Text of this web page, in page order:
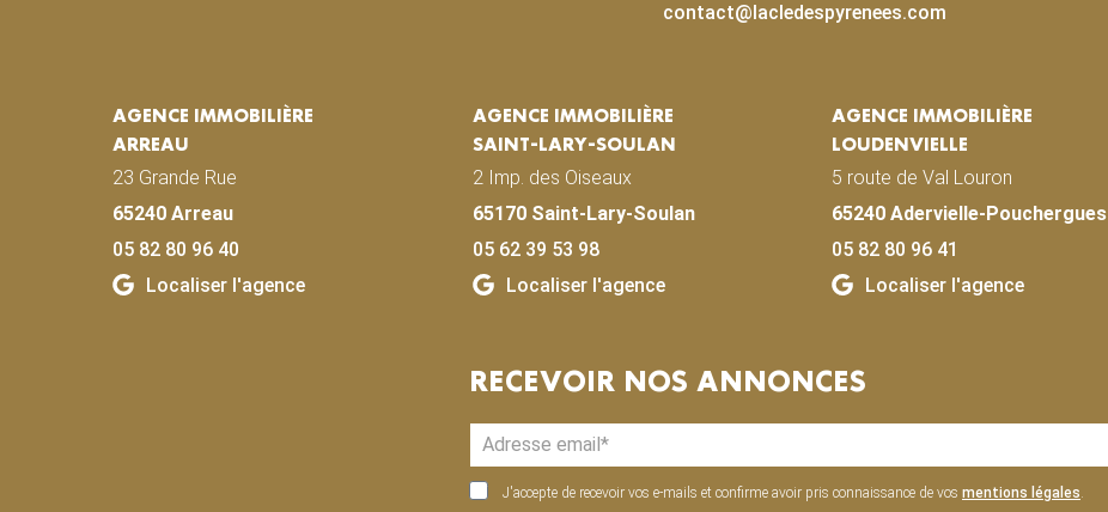
contact@lacledespyrenees.com
AGENCE IMMOBILIÈRE
ARREAU
23 Grande Rue
65240 Arreau
05 82 80 96 40
Localiser l'agence
AGENCE IMMOBILIÈRE
SAINT-LARY-SOULAN
2 Imp. des Oiseaux
65170 Saint-Lary-Soulan
05 62 39 53 98
Localiser l'agence
AGENCE IMMOBILIÈRE
LOUDENVIELLE
5 route de Val Louron
65240 Adervielle-Pouchergues
05 82 80 96 41
Localiser l'agence
RECEVOIR NOS ANNONCES
J'accepte de recevoir vos e-mails et confirme avoir pris connaissance de vos mentions légales.